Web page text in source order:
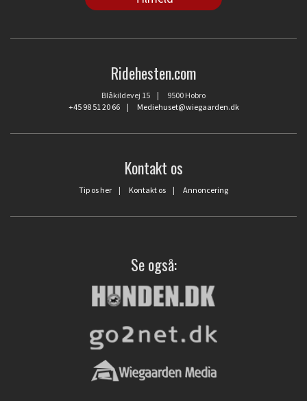
Ridehesten.com
Blåkildevej 15 | 9500 Hobro
+45 98 51 20 66| Mediehuset@wiegaarden.dk
Kontakt os
Tip os her | Kontakt os | Annoncering
Se også: